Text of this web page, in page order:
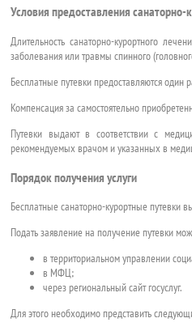
Условия предоставления санаторно-
Длительность санаторно-курортного
заболевания или травмы спинного
Бесплатные путевки предоставляются один
Компенсация за самостоятельно
Путевки выдают в соответствии с
рекомендуемых врачом и указанных в
Порядок получения услуги
Бесплатные санаторно-курортные путевки
Подать заявление на получение путевки
в территориальном управлении
в МФЦ;
через региональный сайт госуслуг.
Для этого необходимо представить